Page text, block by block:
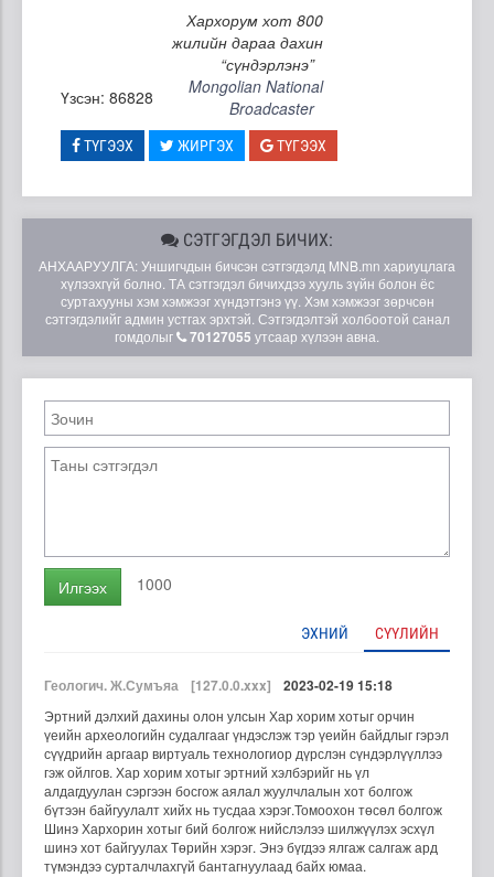
Хархорум хот 800
жилийн дараа дахин
“сүндэрлэнэ”
Үзсэн: 86828
Mongolian National
Broadcaster
ТҮГЭЭХ ЖИРГЭХ ТҮГЭЭХ
СЭТГЭГДЭЛ БИЧИХ:
АНХААРУУЛГА: Уншигчдын бичсэн сэтгэгдэлд MNB.mn хариуцлага
хүлээхгүй болно. ТА сэтгэгдэл бичихдээ хууль зүйн болон ёс
суртахууны хэм хэмжээг хүндэтгэнэ үү. Хэм хэмжээг зөрчсөн
сэтгэгдэлийг админ устгах эрхтэй. Сэтгэгдэлтэй холбоотой санал
гомдолыг
70127055 утсаар хүлээн авна.
Илгээх 1000
ЭХНИЙ СҮҮЛИЙН
Геологич. Ж.Сумъяа [127.0.0.xxx] 2023-02-19 15:18
Эртний дэлхий дахины олон улсын Хар хорим хотыг орчин
үеийн археологийн судалгааг үндэслэж тэр үеийн байдлыг гэрэл
сүүдрийн аргаар виртуаль технологиор дүрслэн сүндэрлүүллээ
гэж ойлгов. Хар хорим хотыг эртний хэлбэрийг нь үл
алдагдуулан сэргээн босгож аялал жуулчлалын хот болгож
бүтээн байгуулалт хийх нь тусдаа хэрэг.Томоохон төсөл болгож
Шинэ Хархорин хотыг бий болгож нийслэлээ шилжүүлэх эсхүл
шинэ хот байгуулах Төрийн хэрэг. Энэ бүгдээ ялгаж салгаж ард
түмэндээ сурталчлахгүй бантагнуулаад байх юмаа.